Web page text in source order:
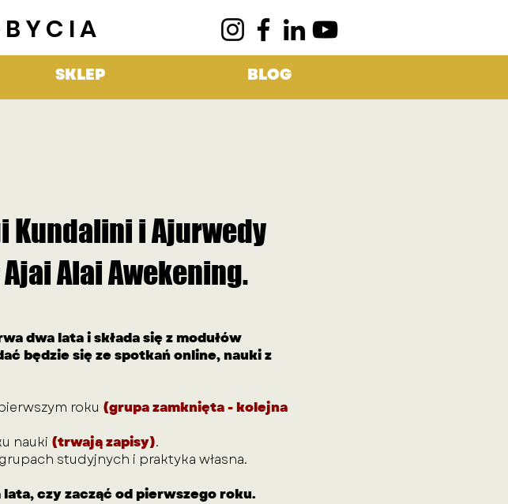
BLOG
SKLEP
Kundalini i Ajurwedy
Alai Awekening.
dwa lata i składa się z modułów
będzie się ze spotkań online, nauki z
roku (grupa zamknięta - kolejna
nauki (trwają zapisy).
studyjnych i praktyka własna.
czy zacząć od pierwszego roku.